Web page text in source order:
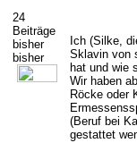
24
Beiträge
bisher
bisher
Ich (Silke,
Sklavin von
hat und wie
Wir haben
Röcke oder
(Beruf bei
gestattet